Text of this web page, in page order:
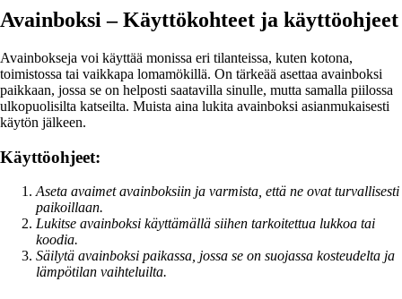
Avainboksi – Käyttökohteet ja käyttöohjeet
Avainbokseja voi käyttää monissa eri tilanteissa, kuten kotona,
toimistossa tai vaikkapa lomamökillä. On tärkeää asettaa avainboksi
paikkaan, jossa se on helposti saatavilla sinulle, mutta samalla piilossa
ulkopuolisilta katseilta. Muista aina lukita avainboksi asianmukaisesti
käytön jälkeen.
Käyttöohjeet:
Aseta avaimet avainboksiin ja varmista, että ne ovat turvallisesti
paikoillaan.
Lukitse avainboksi käyttämällä siihen tarkoitettua lukkoa tai
koodia.
Säilytä avainboksi paikassa, jossa se on suojassa kosteudelta ja
lämpötilan vaihteluilta.